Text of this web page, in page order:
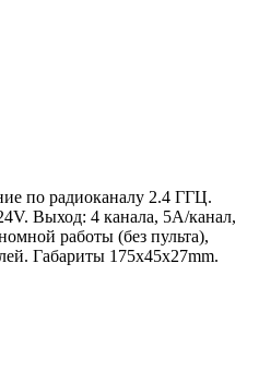
по радиоканалу 2.4 ГГЦ.
Выход: 4 канала, 5A/канал,
работы (без пульта),
Габариты 175х45х27mm.